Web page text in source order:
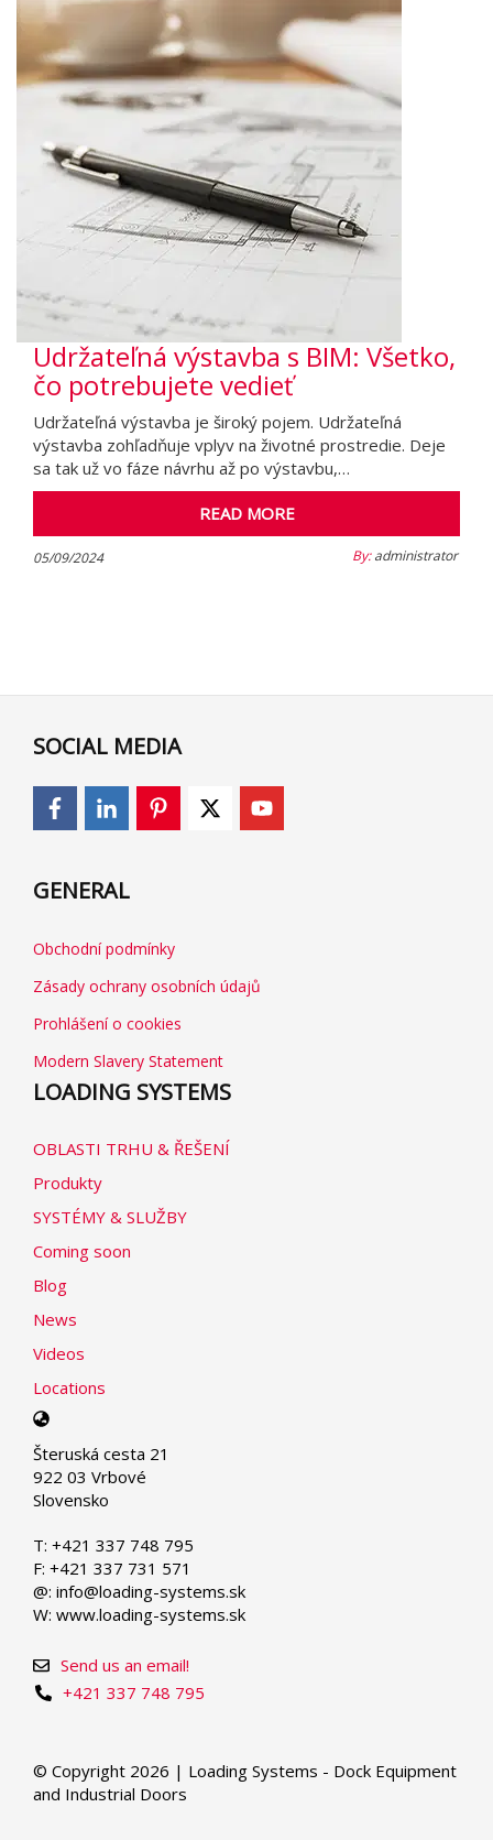
Udržateľná výstavba s BIM: Všetko,
čo potrebujete vedieť
Udržateľná výstavba je široký pojem. Udržateľná
výstavba zohľadňuje vplyv na životné prostredie. Deje
sa tak už vo fáze návrhu až po výstavbu,…
READ MORE
05/09/2024 By:administrator
SOCIAL MEDIA
GENERAL
Obchodní podmínky
Zásady ochrany osobních údajů
Prohlášení o cookies
Modern Slavery Statement
LOADING SYSTEMS
OBLASTI TRHU & ŘEŠENÍ
Produkty
SYSTÉMY & SLUŽBY
Coming soon
Blog
News
Videos
Locations
Select
language
Šteruská cesta 21
922 03 Vrbové
Slovensko
T: +421 337 748 795
F: +421 337 731 571
@: info@loading-systems.sk
W: www.loading-systems.sk
+421 337 748 795
Send us an email!
© Copyright 2026 | Loading Systems - Dock Equipment
and Industrial Doors